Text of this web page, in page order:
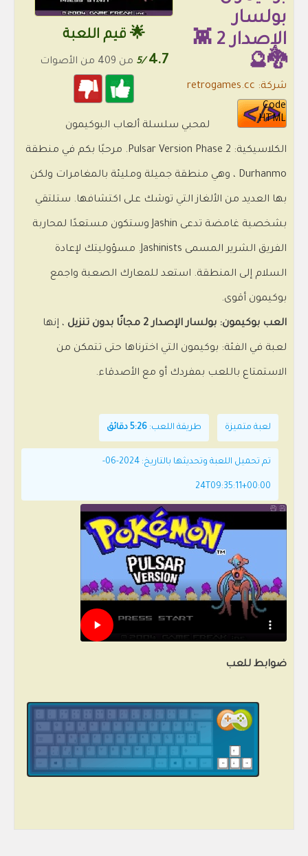
🌟 قيم اللعبة
4.7
/5 من 409 من الأصوات
بولسار
الإصدار 2 👾
🐉🔮
شركة: retrogames.cc
Code
HTML
لمحبي سلسلة ألعاب البوكيمون
الكلاسيكية: Pulsar Version Phase 2. مرحبًا بكم في منطقة
Durhanmo ، وهي منطقة جميلة ومليئة بالمغامرات ولكن
بها العديد من الألغاز التي توشك على اكتشافها. ستلتقي
بشخصية غامضة تدعى Jashin وستكون مستعدًا لمحاربة
الفريق الشرير المسمى Jashinists. مسؤوليتك لإعادة
السلام إلى المنطقة. استعد للمعارك الصعبة واجمع
بوكيمون أقوى.
العب بوكيمون: بولسار الإصدار 2 مجانًا بدون تنزيل ، إنها
لعبة في الفئة: بوكيمون التي اخترناها حتى تتمكن من
الاستمتاع باللعب بمفردك أو مع الأصدقاء.
لعبة متميزة طريقة اللعب: 5:26 دقائق
تم تحميل اللعبة وتحديثها بالتاريخ: 2024-06-
24T09:35:11+00:00
ضوابط للعب